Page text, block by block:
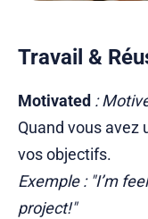
Travail &
Motivated :
Quand vous avez
vos objectifs.
Exemple : "I’m
project!"